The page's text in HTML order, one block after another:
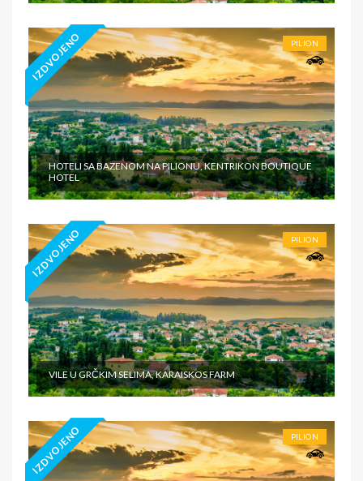
IZDVOJENO PILION
HOTELI SA BAZENOM NA PILIONU, KENTRIKON BOUTIQUE
HOTEL
IZDVOJENO PILION
VILE U GRČKIM SELIMA, KARAISKOS FARM
IZDVOJENO PILION